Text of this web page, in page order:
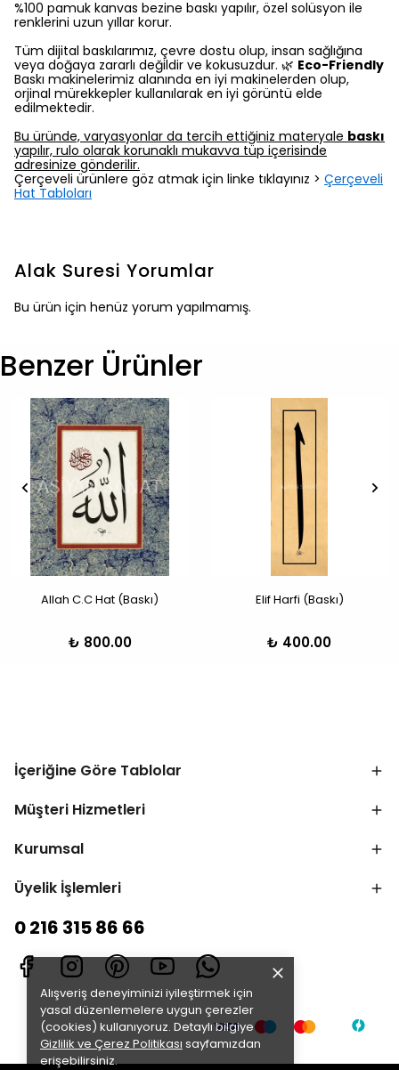
Alışveriş deneyiminizi iyileştirmek için
yasal düzenlemelere uygun çerezler
(cookies) kullanıyoruz. Detaylı bilgiye
Gizlilik ve Çerez Politikası sayfamızdan
erişebilirsiniz.
%100 pamuk kanvas bezine baskı yapılır, özel solüsyon ile
renklerini uzun yıllar korur.
Tüm dijital baskılarımız, çevre dostu olup, insan sağlığına
veya doğaya zararlı değildir ve kokusuzdur. 🌿 Eco-Friendly
Baskı makinelerimiz alanında en iyi makinelerden olup,
orjinal mürekkepler kullanılarak en iyi görüntü elde
edilmektedir.
Bu üründe, varyasyonlar da tercih ettiğiniz materyale baskı
yapılır, rulo olarak korunaklı mukavva tüp içerisinde
adresinize gönderilir.
Çerçeveli ürünlere göz atmak için linke tıklayınız > Çerçeveli
Hat Tabloları
Alak Suresi Yorumlar
Bu ürün için henüz yorum yapılmamış.
Benzer Ürünler
Allah C.C Hat (Baskı)
₺ 800.00
Elif Harfi (Baskı)
₺ 400.00
İçeriğine Göre Tablolar
Müşteri Hizmetleri
Kurumsal
Üyelik İşlemleri
0 216 315 86 66